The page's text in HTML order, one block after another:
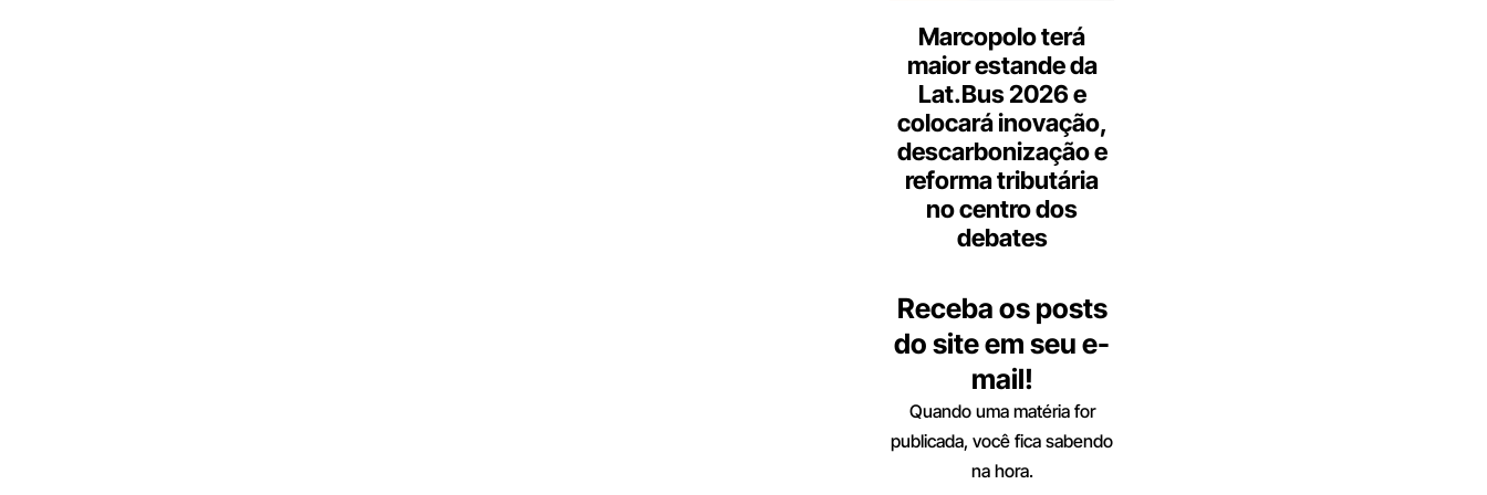
Marcopolo terá
maior estande da
Lat.Bus 2026 e
colocará inovação,
descarbonização e
reforma tributária
no centro dos
debates
Receba os posts
do site em seu e-
mail!
Quando uma matéria for
publicada, você fica sabendo
na hora.